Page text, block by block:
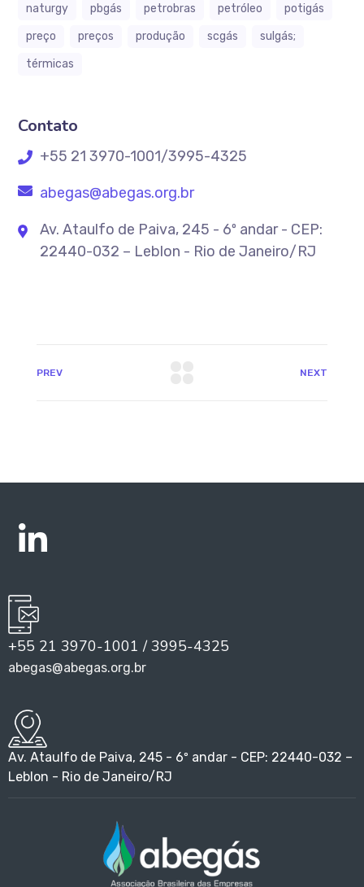
naturgy
pbgás petrobras petróleo
potigás
preço
preços produção scgás
sulgás;
térmicas
Contato
+55 21 3970-1001/3995-4325
abegas@abegas.org.br
Av. Ataulfo de Paiva, 245 - 6º andar - CEP:
22440-032 – Leblon - Rio de Janeiro/RJ
PREV NEXT
+55 21 3970-1001 / 3995-4325
abegas@abegas.org.br
Av. Ataulfo de Paiva, 245 - 6º andar - CEP: 22440-032 –
Leblon - Rio de Janeiro/RJ